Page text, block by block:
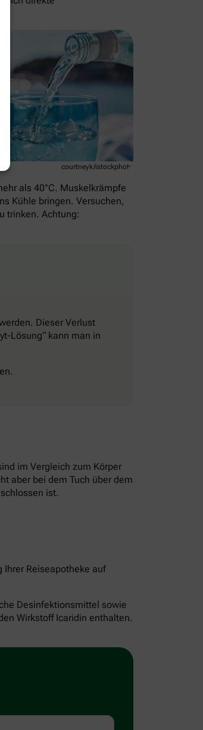
courtneyk/istockphoto
als 40°C. Muskelkrämpfe
Kühle bringen. Versuchen,
trinken. Achtung:
Dieser Verlust
Lösung“ kann man in
im Vergleich zum Körper
aber bei dem Tuch über dem
ist.
Ihrer Reiseapotheke auf
Desinfektionsmittel sowie
Wirkstoff Icaridin enthalten.